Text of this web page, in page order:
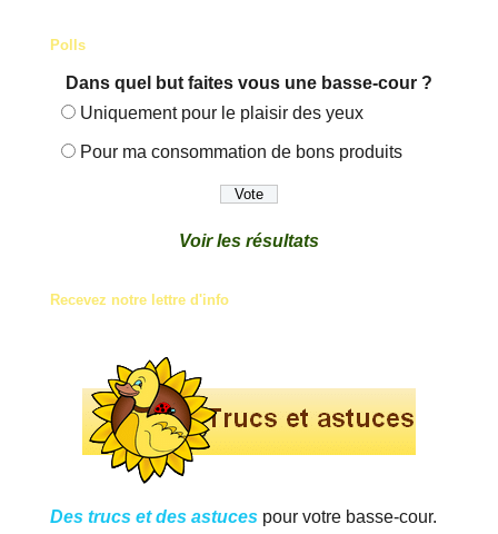
Polls
Dans quel but faites vous une basse-cour ?
Uniquement pour le plaisir des yeux
Pour ma consommation de bons produits
Voir les résultats
Recevez notre lettre d'info
Des trucs et des astucespour votre basse-cour.